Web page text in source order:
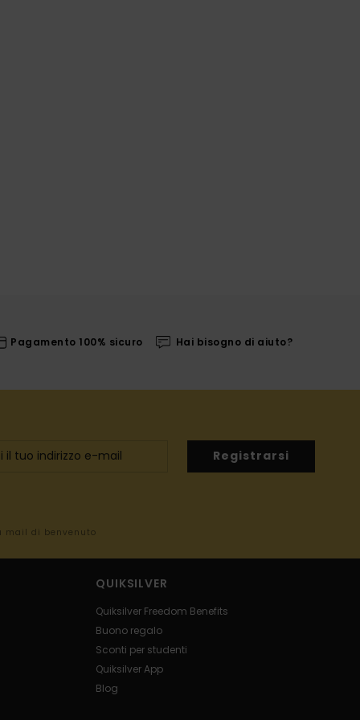
Pagamento 100% sicuro Hai bisogno di aiuto?
Registrarsi
mail di benvenuto
QUIKSILVER
Quiksilver Freedom Benefits
Buono regalo
Sconti per studenti
Quiksilver App
Blog